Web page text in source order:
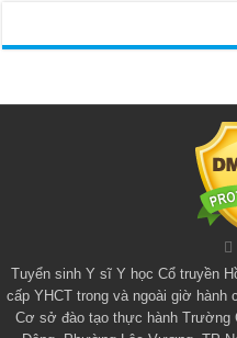
Tuyển sinh Y sĩ Y học Cổ truyền
cấp YHCT trong và ngoài giờ hành
Cơ sở đào tạo thực hành Trường